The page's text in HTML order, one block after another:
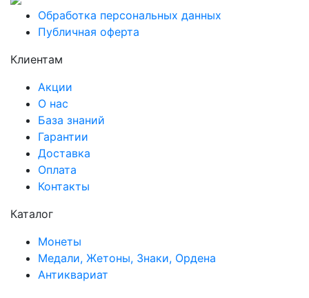
Обработка персональных данных
Публичная оферта
Клиентам
Акции
О нас
База знаний
Гарантии
Доставка
Оплата
Контакты
Каталог
Монеты
Медали, Жетоны, Знаки, Ордена
Антиквариат